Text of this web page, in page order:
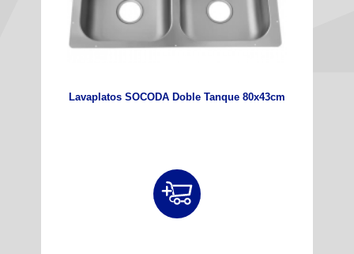
Lavaplatos SOCODA Doble Tanque 80x43cm